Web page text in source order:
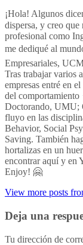
¡Hola! Algunos
dispersa, y creo
profesional como
me dediqué al
Empresariales,
Tras trabajar varios
empresas entré en
del comportamiento
Doctorando, UMU;
fluyo en las
Behavior, Social
Saving. También
hortalizas en un
encontrar aquí y en
Enjoy! 🤗
View more posts
Deja una
Tu dirección de